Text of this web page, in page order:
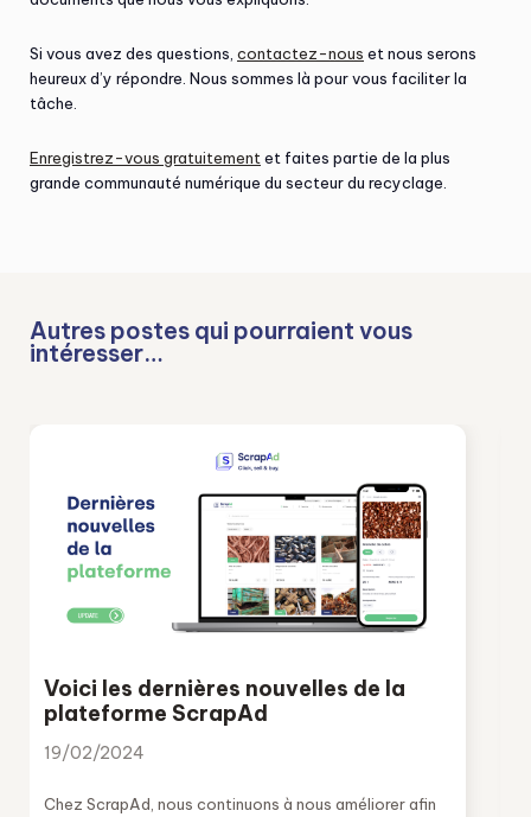
Si vous avez des questions, contactez-nous et nous serons
heureux d’y répondre. Nous sommes là pour vous faciliter la
tâche.
Enregistrez-vous gratuitement et faites partie de la plus
grande communauté numérique du secteur du recyclage.
Autres postes qui pourraient vous
intéresser…
Voici les dernières nouvelles de la
plateforme ScrapAd
19/02/2024
Chez ScrapAd, nous continuons à nous améliorer afin